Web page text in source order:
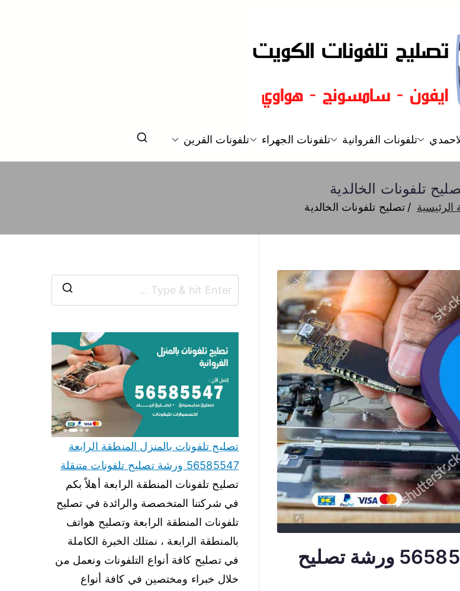
تصليح تلفونات
فني تصليح هواتف بالمنزل ايفون و سامسونج
تلفونات الفروانية تلفونات الجهراء تلفونات القرين
تلفونات الخالدية
الرئيسية تصليح تلفونات الخالدية
تصليح تلفونات بالمنزل الخالدية 56585547 ورشة تصليح
تصليح تلفونات بالمنزل المنطقة الرابعة
56585547 ورشة تصليح تلفونات متنقلة
تصليح تلفونات المنطقة الرابعة أهلاً بكم
في شركتنا المتخصصة والرائدة في تصليح
تلفونات المنطقة الرابعة وتصليح هواتف
بالمنطقة الرابعة ، نمتلك الخبرة الكاملة
في تصليح كافة أنواع التلفونات ونعمل من
خلال خبراء ومختصين في كافة أنواع